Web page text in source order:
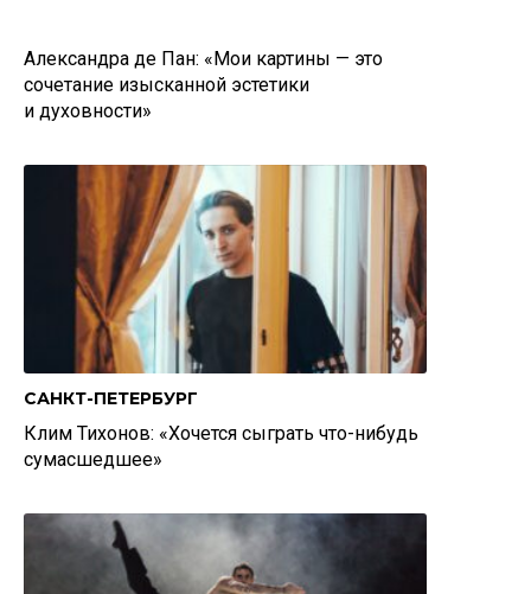
Александра де Пан: «Мои картины — это
сочетание изысканной эстетики
и духовности»
САНКТ-ПЕТЕРБУРГ
Клим Тихонов: «Хочется сыграть что-нибудь
сумасшедшее»